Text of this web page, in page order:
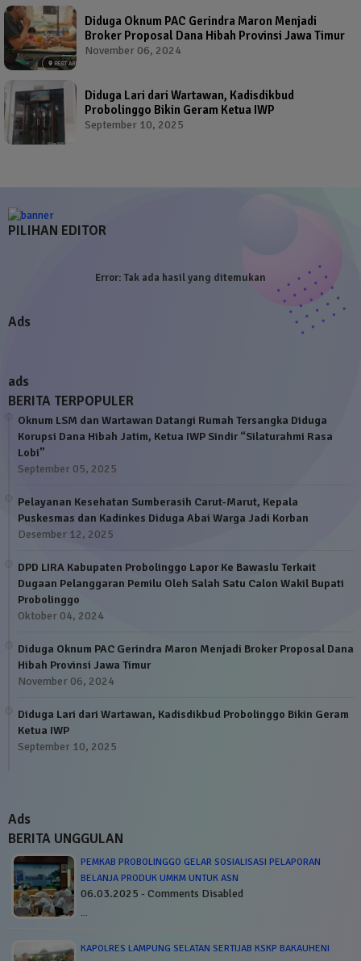
Diduga Oknum PAC Gerindra Maron Menjadi
Broker Proposal Dana Hibah Provinsi Jawa Timur
November 06, 2024
Diduga Lari dari Wartawan, Kadisdikbud
Probolinggo Bikin Geram Ketua IWP
September 10, 2025
PILIHAN EDITOR
Error:Tak ada hasil yang ditemukan
Ads
ads
BERITA TERPOPULER
Oknum LSM dan Wartawan Datangi Rumah Tersangka Diduga
Korupsi Dana Hibah Jatim, Ketua IWP Sindir “Silaturahmi Rasa
Lobi”
September 05, 2025
Pelayanan Kesehatan Sumberasih Carut-Marut, Kepala
Puskesmas dan Kadinkes Diduga Abai Warga Jadi Korban
Desember 12, 2025
DPD LIRA Kabupaten Probolinggo Lapor Ke Bawaslu Terkait
Dugaan Pelanggaran Pemilu Oleh Salah Satu Calon Wakil Bupati
Probolinggo
Oktober 04, 2024
Diduga Oknum PAC Gerindra Maron Menjadi Broker Proposal Dana
Hibah Provinsi Jawa Timur
November 06, 2024
Diduga Lari dari Wartawan, Kadisdikbud Probolinggo Bikin Geram
Ketua IWP
September 10, 2025
Ads
BERITA UNGGULAN
PEMKAB PROBOLINGGO GELAR SOSIALISASI PELAPORAN
BELANJA PRODUK UMKM UNTUK ASN
06.03.2025 - Comments Disabled
…
KAPOLRES LAMPUNG SELATAN SERTIJAB KSKP BAKAUHENI